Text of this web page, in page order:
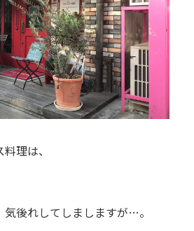
理は、
気後れしてしましますが…。